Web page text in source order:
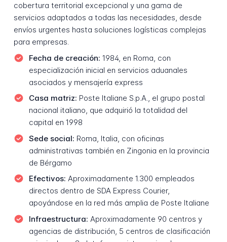
cobertura territorial excepcional y una gama de
servicios adaptados a todas las necesidades, desde
envíos urgentes hasta soluciones logísticas complejas
para empresas.
Fecha de creación: 1984, en Roma, con
especialización inicial en servicios aduanales
asociados y mensajería express
Casa matriz: Poste Italiane S.p.A., el grupo postal
nacional italiano, que adquirió la totalidad del
capital en 1998
Sede social: Roma, Italia, con oficinas
administrativas también en Zingonia en la provincia
de Bérgamo
Efectivos: Aproximadamente 1.300 empleados
directos dentro de SDA Express Courier,
apoyándose en la red más amplia de Poste Italiane
Infraestructura: Aproximadamente 90 centros y
agencias de distribución, 5 centros de clasificación